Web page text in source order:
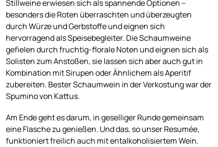
Stillweine erwiesen sich als spannende Optionen –
besonders die Roten überraschten und überzeugten
durch Würze und Gerbstoffe und eignen sich
hervorragend als Speisebegleiter. Die Schaumweine
gefielen durch fruchtig-florale Noten und eignen sich als
Solisten zum Anstoßen, sie lassen sich aber auch gut in
Kombination mit Sirupen oder Ähnlichem als Aperitif
zubereiten. Bester Schaumwein in der Verkostung war der
Spumino von Kattus.
Am Ende geht es darum, in geselliger Runde gemeinsam
eine Flasche zu genießen. Und das, so unser Resumée,
funktioniert freilich auch mit entalkoholisiertem Wein.